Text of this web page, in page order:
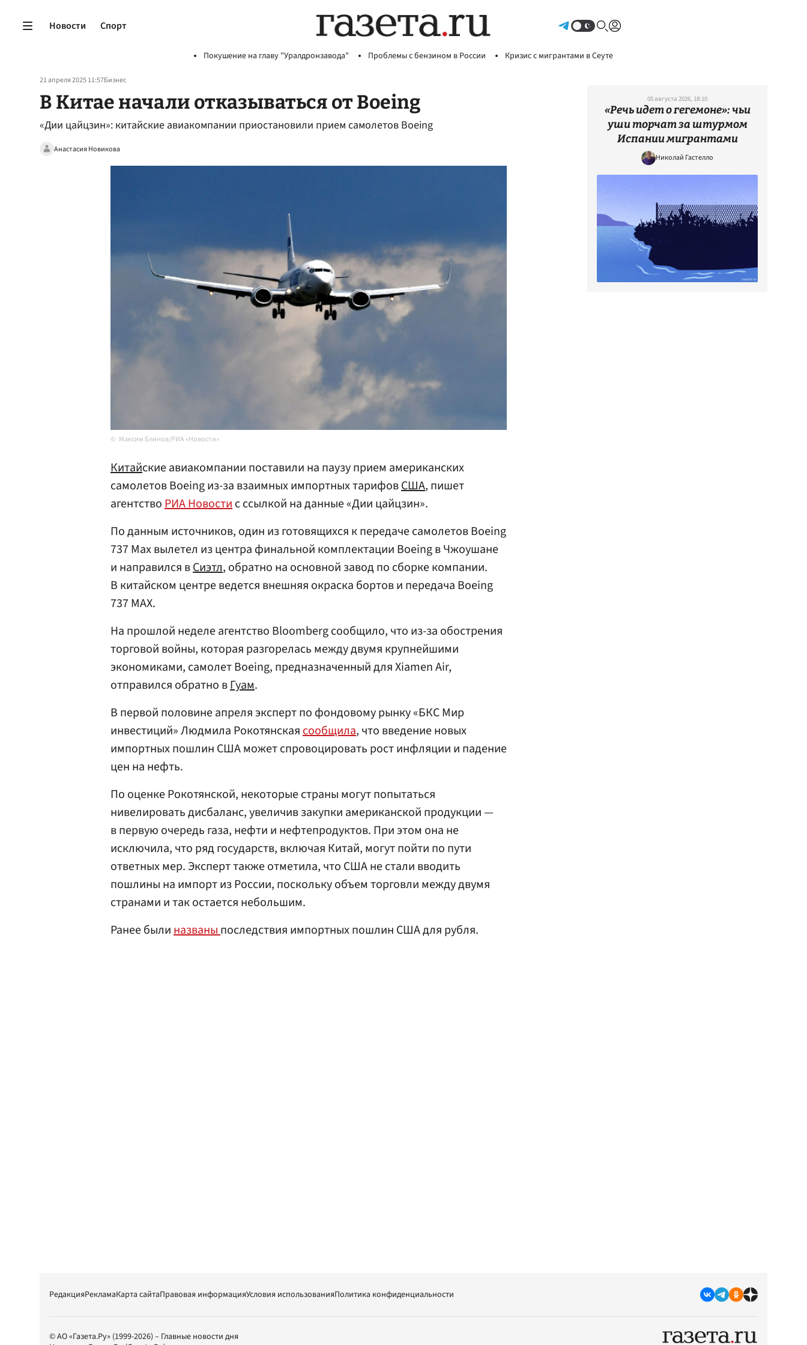
Новости Спорт
Покушение на главу "Уралдронзавода" Проблемы с бензином в России Кризис с мигрантами в Сеуте
21 апреля 2025 11:57Бизнес
В Китае начали отказываться от Boeing
«Дии цайцзин»: китайские авиакомпании приостановили прием самолетов Boeing
Анастасия Новикова
Максим Блинов/РИА «Новости»
Китайские авиакомпании поставили на паузу прием американских
самолетов Boeing из-за взаимных импортных тарифовСША, пишет
агентствоРИА Новостис ссылкой на данные «Дии цайцзин».
По данным источников, один из готовящихся к передаче самолетов Boeing
737 Max вылетел из центра финальной комплектации Boeing в Чжоушане
и направился вСиэтл, обратно на основной завод по сборке компании.
В китайском центре ведется внешняя окраска бортов и передача Boeing
737 MAX.
На прошлой неделе агентство Bloomberg сообщило, что из-за обострения
торговой войны, которая разгорелась между двумя крупнейшими
экономиками, самолет Boeing, предназначенный для Xiamen Air,
отправился обратно вГуам.
В первой половине апреля эксперт по фондовому рынку «БКС Мир
инвестиций» Людмила Рокотянскаясообщила, что введение новых
импортных пошлин США может спровоцировать рост инфляции и падение
цен на нефть.
По оценке Рокотянской, некоторые страны могут попытаться
нивелировать дисбаланс, увеличив закупки американской продукции —
в первую очередь газа, нефти и нефтепродуктов. При этом она не
исключила, что ряд государств, включая Китай, могут пойти по пути
ответных мер. Эксперт также отметила, что США не стали вводить
пошлины на импорт из России, поскольку объем торговли между двумя
странами и так остается небольшим.
Ранее былиназваныпоследствия импортных пошлин США для рубля.
05 августа 2026, 18:10
«Речь идет о гегемоне»: чьи
уши торчат за штурмом
Испании мигрантами
Николай Гастелло
РедакцияРекламаКарта сайтаПравовая информацияУсловия использованияПолитика конфиденциальности
© АО «Газета.Ру» (1999-2026) – Главные новости дня